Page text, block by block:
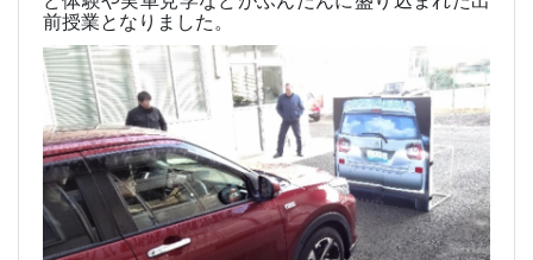
前授業となりました。